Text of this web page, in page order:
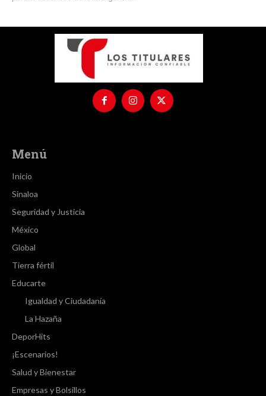
Menú
Inicio
Sinaloa
Seguridad y Justicia
México
Global
Tierra fértil
Educarte
Igualdad y Ciudadanía
La Hazaña
DeporHits
¡Escenarios!
Salud y Bienestar
Empresas y Bolsillos